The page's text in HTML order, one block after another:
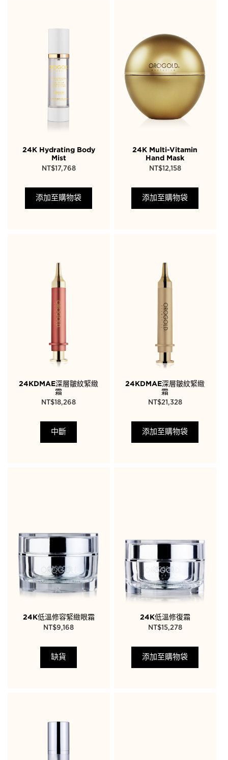
24K Hydrating Body
Mist
NT$17,768
添加至購物袋
24K Multi-Vitamin
Hand Mask
NT$12,158
添加至購物袋
24KDMAE深層皺紋緊緻
霜
NT$18,268
中斷
24KDMAE深層皺紋緊緻
霜
NT$21,328
添加至購物袋
24K低溫修容緊緻眼霜
NT$9,168
缺貨
24K低溫修復霜
NT$15,278
添加至購物袋